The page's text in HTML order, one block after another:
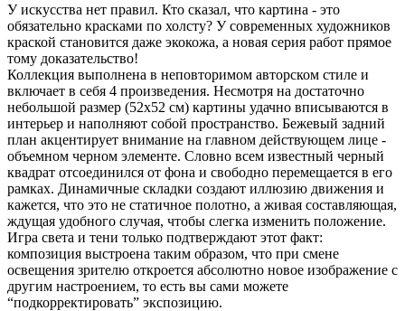
У искусства нет правил. Кто сказал, что картина - это
обязательно красками по холсту? У современных художников
краской становится даже экокожа, а новая серия работ прямое
тому доказательство!
Коллекция выполнена в неповторимом авторском стиле и
включает в себя 4 произведения. Несмотря на достаточно
небольшой размер (52х52 см) картины удачно вписываются в
интерьер и наполняют собой пространство. Бежевый задний
план акцентирует внимание на главном действующем лице -
объемном черном элементе. Словно всем известный черный
квадрат отсоединился от фона и свободно перемещается в его
рамках. Динамичные складки создают иллюзию движения и
кажется, что это не статичное полотно, а живая составляющая,
ждущая удобного случая, чтобы слегка изменить положение.
Игра света и тени только подтверждают этот факт:
композиция выстроена таким образом, что при смене
освещения зрителю откроется абсолютно новое изображение с
другим настроением, то есть вы сами можете
“подкорректировать” экспозицию.